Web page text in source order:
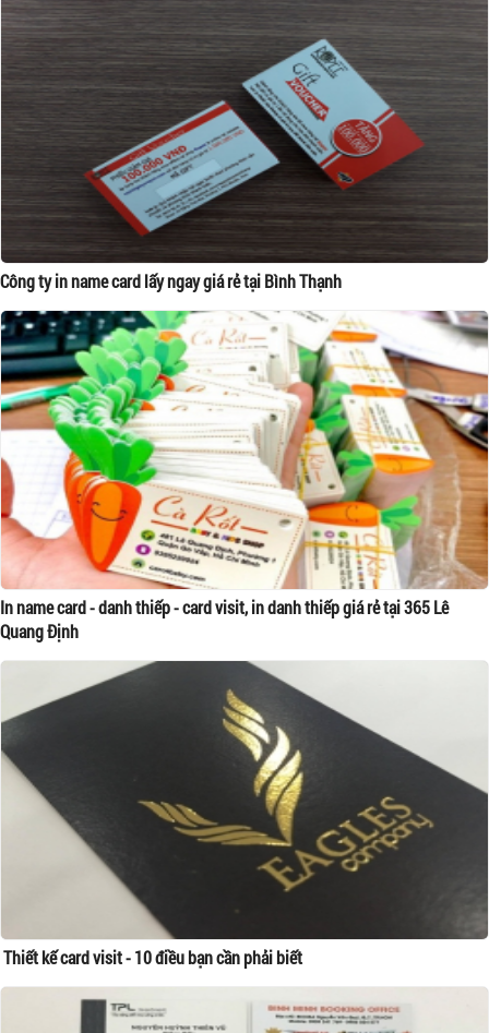
Công ty in name card lấy ngay giá rẻ tại Bình Thạnh
In name card - danh thiếp - card visit, in danh thiếp giá rẻ tại 365 Lê
Quang Định
Thiết kế card visit - 10 điều bạn cần phải biết